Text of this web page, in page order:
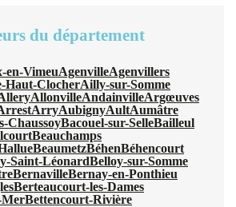
du département
en-VimeuAgenvilleAgenvillers
Haut-ClocherAilly-sur-Somme
AllonvilleAndainvilleArgœuves
ArryAubignyAultAumâtre
ChaussoyBacouel-sur-SelleBailleul
Beauchamps
BeaumetzBéhenBéhencourt
Saint-LéonardBelloy-sur-Somme
BernavilleBernay-en-Ponthieu
Berteaucourt-les-Dames
MerBettencourt-Rivière